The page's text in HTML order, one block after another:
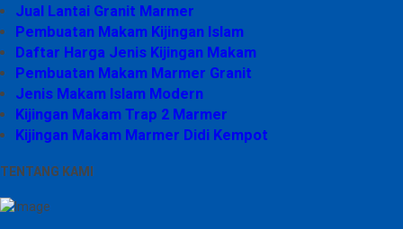
Jual Lantai Granit Marmer
Pembuatan Makam Kijingan Islam
Daftar Harga Jenis Kijingan Makam
Pembuatan Makam Marmer Granit
Jenis Makam Islam Modern
Kijingan Makam Trap 2 Marmer
Kijingan Makam Marmer Didi Kempot
TENTANG KAMI